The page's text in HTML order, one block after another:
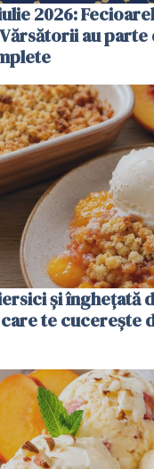
2026:
au parte
și înghețată
te cucerește